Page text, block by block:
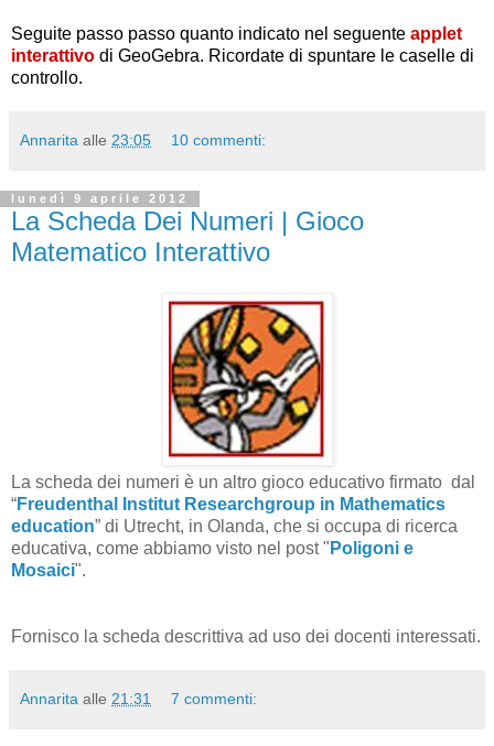
Seguite passo passo quanto indicato nel seguente applet
interattivo di GeoGebra. Ricordate di spuntare le caselle di
controllo.
Annarita alle 23:05 10 commenti:
lunedì 9 aprile 2012
La Scheda Dei Numeri | Gioco
Matematico Interattivo
La scheda dei numeri è un altro gioco educativo firmato dal
“Freudenthal Institut Researchgroup in Mathematics
education” di Utrecht, in Olanda, che si occupa di ricerca
educativa, come abbiamo visto nel post " Poligoni e
Mosaici".
Fornisco la scheda descrittiva ad uso dei docenti interessati.
Annarita alle 21:31 7 commenti: